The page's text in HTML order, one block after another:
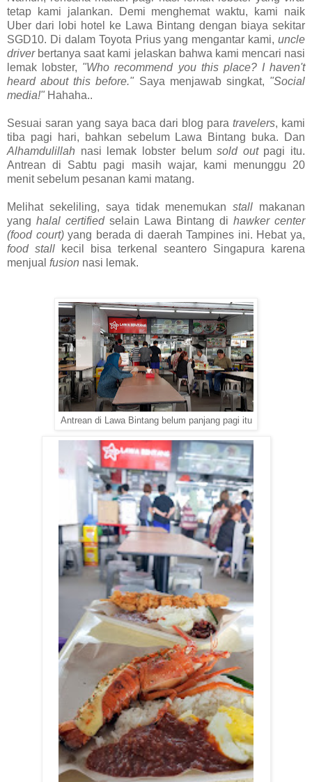
tetap kami jalankan. Demi menghemat waktu, kami naik
Uber dari lobi hotel ke Lawa Bintang dengan biaya sekitar
SGD10. Di dalam Toyota Prius yang mengantar kami, uncle
driverbertanya saat kami jelaskan bahwa kami mencari nasi
lemak lobster, "Who recommend you this place? I haven't
heard about this before." Saya menjawab singkat, "Social
media!" Hahaha..
Sesuai saran yang saya baca dari blog para travelers, kami
tiba pagi hari, bahkan sebelum Lawa Bintang buka. Dan
Alhamdulillah nasi lemak lobster belumsold outpagi itu.
Antrean di Sabtu pagi masih wajar, kami menunggu 20
menit sebelum pesanan kami matang.
Melihat sekeliling, saya tidak menemukanstall makanan
yang halal certifiedselain Lawa Bintang di hawker center
(food court)yang berada di daerah Tampines ini. Hebat ya,
food stall kecil bisa terkenal seantero Singapura karena
menjual fusion nasi lemak.
Antrean di Lawa Bintang belum panjang pagi itu